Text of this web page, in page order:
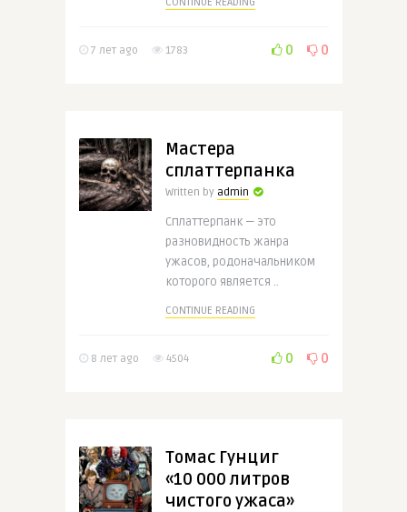
7 лет ago 1783 0 0
Мастера
сплаттерпанка
Written by admin
Сплаттерпанк — это
разновидность жанра
ужасов, родоначальником
которого является ..
CONTINUE READING
8 лет ago 4504 0 0
Томас Гунциг
«10 000 литров
чистого ужаса»